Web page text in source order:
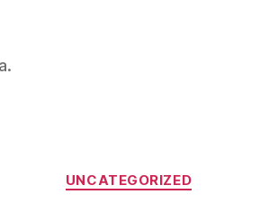
Categorías
UNCATEGORIZED